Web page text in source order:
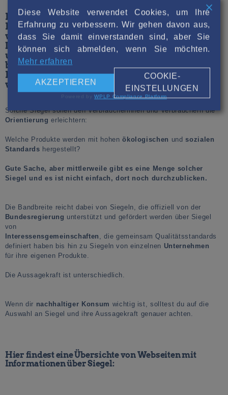
Es gibt eine Menge Siegel, die zur
Kennzeichnung von Produkten eingesetzt
werden.
Dadurch erfährt man ob Produkte
umweltfreundlich produziert wurden und ob
bei der
Produktion soziale Standards eingehalten
wurden.
Solche Siegel sollen den Verbraucherinnen und Verbrauchern die
Orientierung erleichtern:
Welche Produkte werden mit hohenökologischen undsozialen
Standards hergestellt?
Gute Sache, aber mittlerweile gibt es eine Menge solcher
Siegel und es ist nicht einfach, dort noch durchzublicken.
Die Bandbreite reicht dabei von Siegeln, die offiziell von der
Bundesregierung unterstützt und gefördert werden über Siegel
von
Interessensgemeinschaften , die gemeinsam Qualitätsstandards
definiert haben bis hin zu Siegeln von einzelnen Unternehmen
für ihre eigenen Produkte.
Die Aussagekraft ist unterschiedlich.
Wenn dir nachhaltiger Konsum wichtig ist, solltest du auf die
Auswahl an Siegel und ihre Aussagekraft genauer achten.
Hier findest eine Übersichte von Webseiten mit
Informationen über Siegel:
Diese Website verwendet Cookies, um Ihre
Erfahrung zu verbessern. Wir gehen davon aus,
dass Sie damit einverstanden sind, aber Sie
können sich abmelden, wenn Sie möchten.
Mehr erfahren
AKZEPTIEREN
COOKIE-
EINSTELLUNGEN
Powered byWPLP Compliance Platform